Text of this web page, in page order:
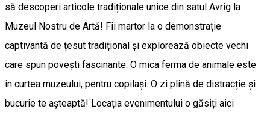
să descoperi articole tradiționale unice din satul Avrig la
Muzeul Nostru de Artă! Fii martor la o demonstrație
captivantă de țesut tradițional și explorează obiecte vechi
care spun povești fascinante. O mica ferma de animale este
in curtea muzeului, pentru copilași. O zi plină de distracție și
bucurie te așteaptă! Locația evenimentului o găsiți aici